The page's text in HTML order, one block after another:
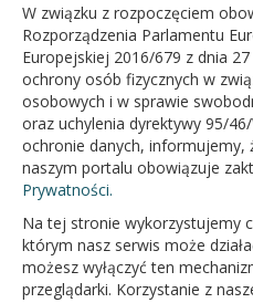
Wt 7:30 - 15:30
Śr 7:30 - 15:30
Czw 7:30 - 15:30
Pt 7:30 - 15:30
OFICJALNY SERWIS
W związku z rozpoczęciem
Rozporządzenia Parlamentu
Europejskiej 2016/679 z dnia
ochrony osób fizycznych w
osobowych i w sprawie
oraz uchylenia dyrektywy 95/
ochronie danych, informujemy,
naszym portalu obowiązuje
Prywatności.
Na tej stronie wykorzystujemy
którym nasz serwis może
możesz wyłączyć ten
przeglądarki. Korzystanie z